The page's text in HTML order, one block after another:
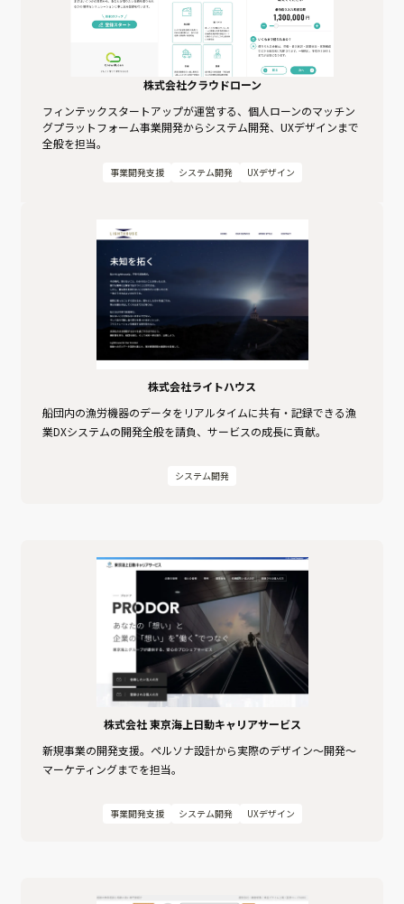
株式会社クラウドローン
フィンテックスタートアップが運営する、個人ローンのマッチン
グプラットフォーム事業開発からシステム開発、UXデザインまで
全般を担当。
事業開発支援 システム開発 UXデザイン
株式会社ライトハウス
船団内の漁労機器のデータをリアルタイムに共有・記録できる漁
業DXシステムの開発全般を請負、サービスの成長に貢献。
システム開発
株式会社 東京海上日動キャリアサービス
新規事業の開発支援。ペルソナ設計から実際のデザイン〜開発〜
マーケティングまでを担当。
事業開発支援 システム開発 UXデザイン